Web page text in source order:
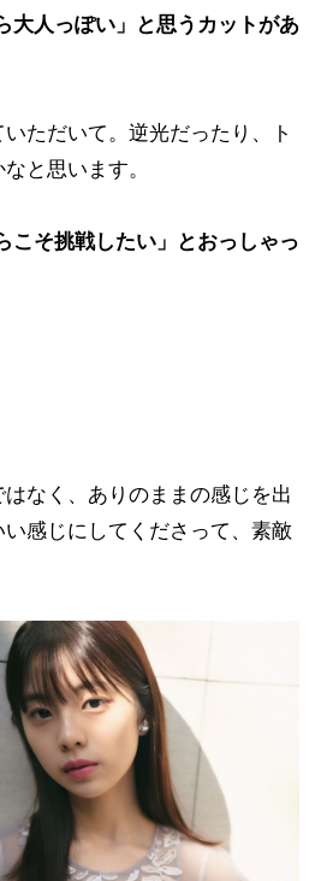
人っぽい」と思うカットがあ
ただいて。逆光だったり、ト
と思います。
そ挑戦したい」とおっしゃっ
なく、ありのままの感じを出
感じにしてくださって、素敵